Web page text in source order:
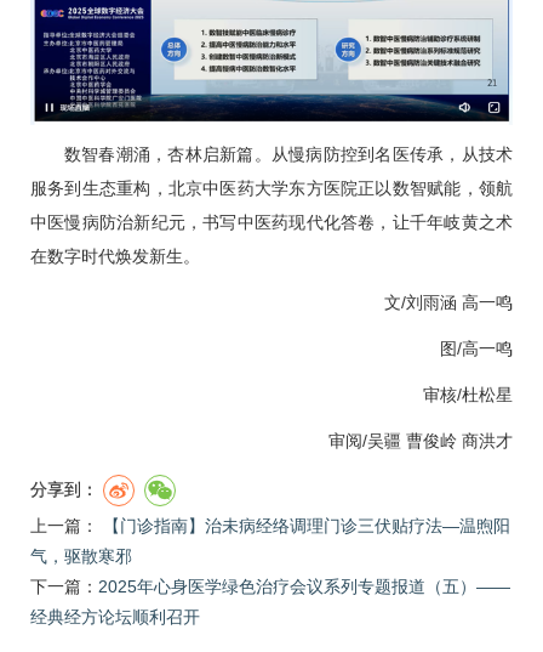
数智春潮涌，杏林启新篇。从慢病防控到名医传承，从技术
服务到生态重构，北京中医药大学东方医院正以数智赋能，领航
中医慢病防治新纪元，书写中医药现代化答卷，让千年岐黄之术
在数字时代焕发新生。
文/刘雨涵 高一鸣
图/高一鸣
审核/杜松星
审阅/吴疆 曹俊岭 商洪才
分享到：
上一篇：
【门诊指南】治未病经络调理门诊三伏贴疗法—温煦阳
气，驱散寒邪
下一篇： ​2025年心身医学绿色治疗会议系列专题报道（五）——
经典经方论坛顺利召开